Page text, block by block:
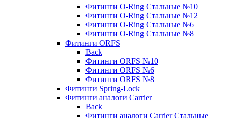
Фитинги O-Ring Стальные №10
Фитинги O-Ring Стальные №12
Фитинги O-Ring Стальные №6
Фитинги O-Ring Стальные №8
Фитинги ORFS
Back
Фитинги ORFS №10
Фитинги ORFS №6
Фитинги ORFS №8
Фитинги Spring-Lock
Фитинги аналоги Carrier
Back
Фитинги аналоги Carrier Стальные